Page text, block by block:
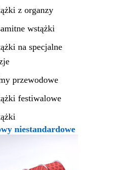
z organzy
wstążki
na specjalne
przewodowe
festiwalowe
niestandardowe